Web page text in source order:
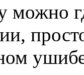
можно